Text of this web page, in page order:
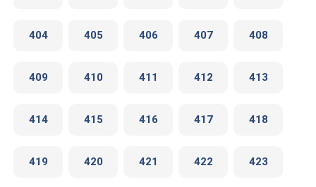
404 405 406 407 408
409 410 411 412 413
414 415 416 417 418
419 420 421 422 423